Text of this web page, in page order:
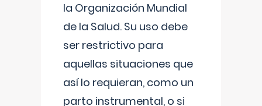
la Organización Mundial
de la Salud. Su uso debe
ser restrictivo para
aquellas situaciones que
así lo requieran, como un
parto instrumental, o si